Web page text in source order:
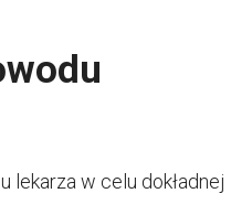
lekarza w celu dokładnej